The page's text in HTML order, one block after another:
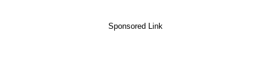
Sponsored Link